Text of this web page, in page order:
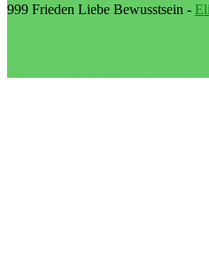
999 Frieden Liebe Bewusstsein -